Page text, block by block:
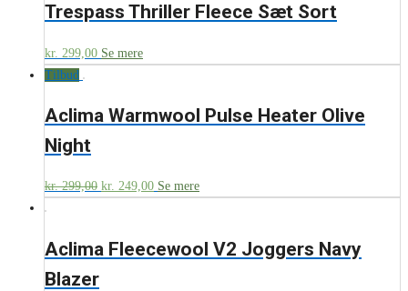
Trespass Thriller Fleece Sæt Sort
kr. 299,00 Se mere
Tilbud
Aclima Warmwool Pulse Heater Olive
Night
kr.299,00 kr. 249,00 Se mere
Aclima Fleecewool V2 Joggers Navy
Blazer